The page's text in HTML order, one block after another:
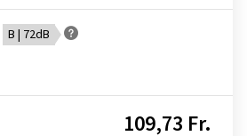
B | 72dB
109,73 Fr.